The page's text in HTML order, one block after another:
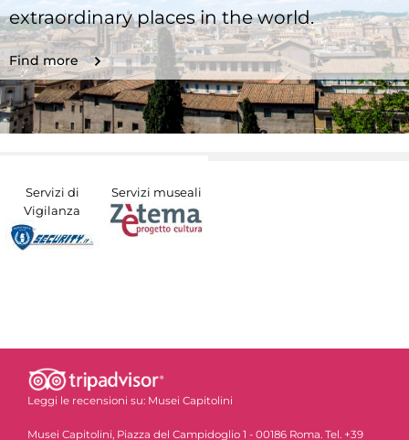
extraordinary places in the world.
Find more
Servizi di
Vigilanza
Servizi museali
Leggi le recensioni su: Musei Capitolini
Musei Capitolini, Piazza del Campidoglio 1 - 00186 Roma. Tel. +39